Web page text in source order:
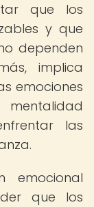
que los
y que
dependen
implica
emociones
las
emocional
que los